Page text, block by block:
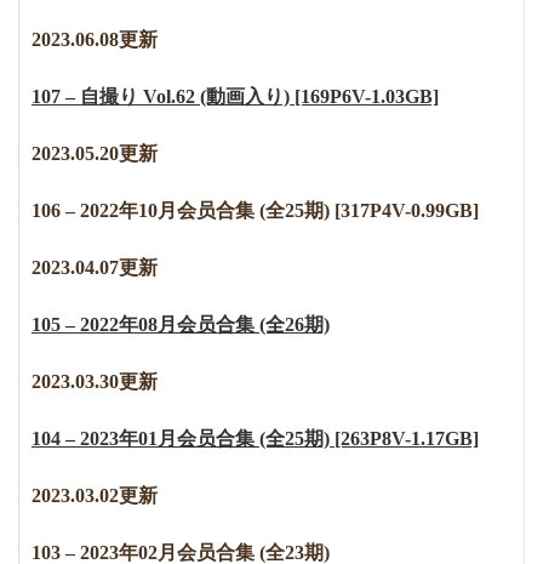
2023.06.08更新
107 – 自撮り Vol.62 (動画入り) [169P6V-1.03GB]
2023.05.20更新
106 – 2022年10月会员合集 (全25期) [317P4V-0.99GB]
2023.04.07更新
105 – 2022年08月会员合集 (全26期)
2023.03.30更新
104 – 2023年01月会员合集 (全25期) [263P8V-1.17GB]
2023.03.02更新
103 – 2023年02月会员合集 (全23期)